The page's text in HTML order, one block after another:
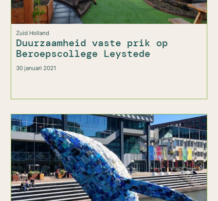
Zuid Holland
Duurzaamheid vaste prik op
Beroepscollege Leystede
30 januari 2021